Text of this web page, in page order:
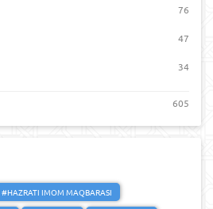
76
47
34
605
#HAZRATI IMOM MAQBARASI